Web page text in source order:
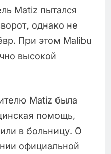
Matiz пытался
однако не
При этом Malibu
высокой
Matiz была
помощь,
в больницу. О
официальной